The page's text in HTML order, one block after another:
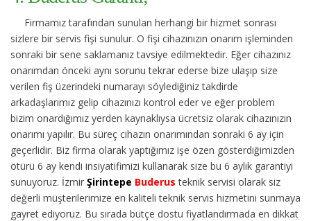
Firmamız tarafından sunulan herhangi bir hizmet sonrası
sizlere bir servis fişi sunulur. O fişi cihazınızın onarım işleminden
sonraki bir sene saklamanız tavsiye edilmektedir. Eğer cihazınız
onarımdan önceki aynı sorunu tekrar ederse bize ulaşıp size
verilen fiş üzerindeki numarayı söylediğiniz takdirde
arkadaşlarımız gelip cihazınızı kontrol eder ve eğer problem
bizim onardığımız yerden kaynaklıysa ücretsiz olarak cihazınızın
onarımı yapılır. Bu süreç cihazın onarımından sonraki 6 ay için
geçerlidir. Biz firma olarak yaptığımız işe özen gösterdiğimizden
ötürü 6 ay kendi insiyatifimizi kullanarak size bu 6 aylık garantiyi
sunuyoruz. İzmir Şirintepe Buderus teknik servisi olarak siz
değerli müşterilerimize en kaliteli teknik servis hizmetini sunmaya
gayret ediyoruz. Bu sırada bütçe dostu fiyatlandırmada en dikkat